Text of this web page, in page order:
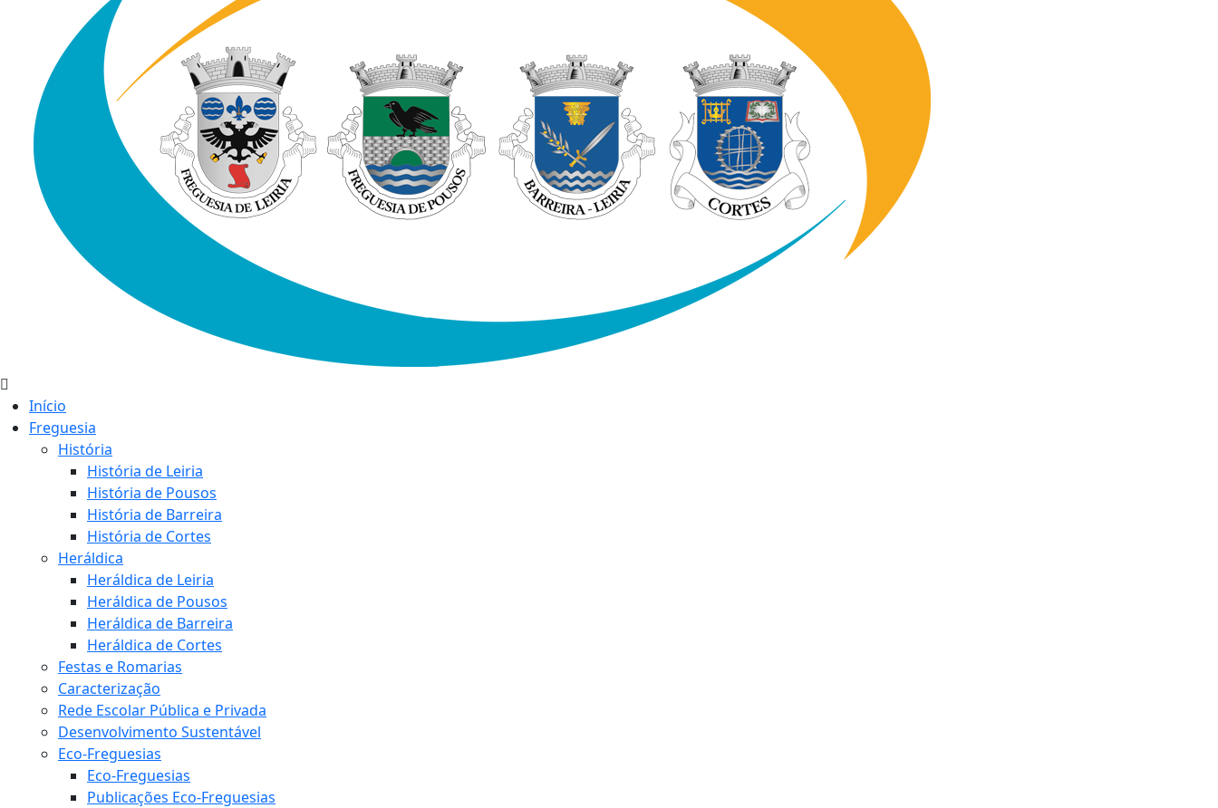
Início
Freguesia
História
História de Leiria
História de Pousos
História de Barreira
História de Cortes
Heráldica
Heráldica de Leiria
Heráldica de Pousos
Heráldica de Barreira
Heráldica de Cortes
Festas e Romarias
Caracterização
Rede Escolar Pública e Privada
Desenvolvimento Sustentável
Eco-Freguesias
Eco-Freguesias
Publicações Eco-Freguesias